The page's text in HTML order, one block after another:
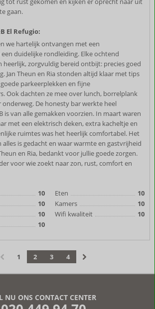
gaan.
El Refugio:
we hartelijk ontvangen met een
duidelijke rondleiding. Elke ochtend
heerlijk, zorgvuldig bereid ontbijt: precies goed
Jan Theun en Ria stonden altijd klaar met tips
parkeerplekken en fijne
Ook dachten ze mee over lunch, borrelplank
De honesty bar werkte heel
is van alle gemakken voorzien. In maart waren
met een elektrisch deken, extra kacheltje en
ruimtes was het heerlijk comfortabel. Het
alles is gedacht en waar warmte en gastvrijheid
en Ria, bedankt voor jullie goede zorgen.
voor wie zoekt naar zon, rust, comfort en
10
10
10
10
Eten
10
Kamers
10
Wifi kwaliteit
10
1 2 3
4
NU ONS CONTACT CENTER